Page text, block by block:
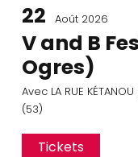
22 Août 2026
V and B
Ogres)
Avec LA RUE KÉTANOU
(53)
Tickets